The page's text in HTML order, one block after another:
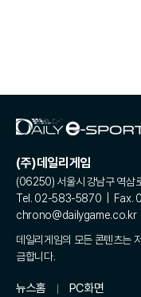
(주)데일리게임
(06250) 서울시 강남구 역삼
Tel. 02-583-5870 | Fax.
chrono@dailygame.co.kr
데일리게임의 모든 콘텐츠는
금합니다.
뉴스홈 PC화면